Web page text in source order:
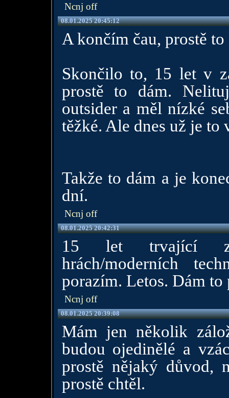
Ncnj off
08.01.2025 20:45:12
A končím čau, prostě
Skončilo to, 15 let v
prostě to dám.
outsider a měl nízké
těžké. Ale dnes už je to
Takže to dám a je
dní.
Ncnj off
08.01.2025 20:42:31
15 let trvající
hrách/moderních
porazím. Letos. Dám to
Ncnj off
08.01.2025 20:39:08
Mám jen několik
budou ojedinělé a
prostě nějaký důvod,
prostě chtěl.